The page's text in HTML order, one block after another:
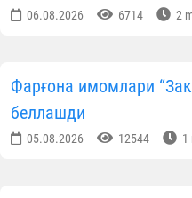
06.08.2026 6714 2
Фарғона имомлари
беллашди
05.08.2026 12544 1